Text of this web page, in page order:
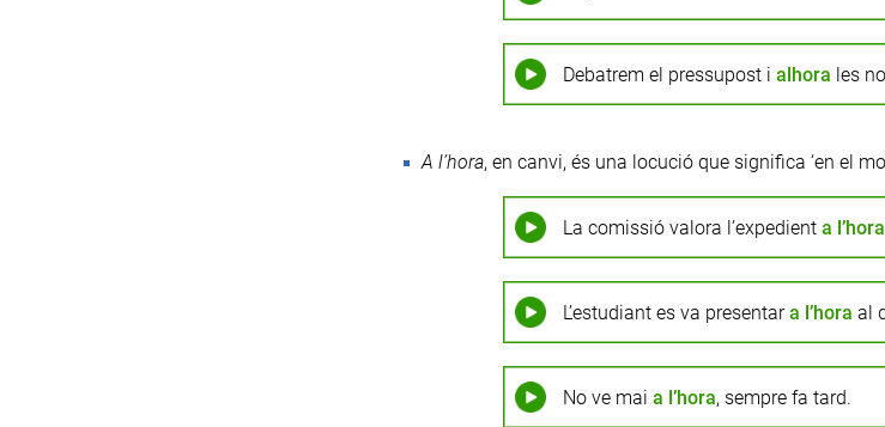
Debatrem el pressupost i alhora les
A l’hora, en canvi, és una locució que significa ‘en el
La comissió valora l’expedient a l’hora
L’estudiant es va presentara l’hora al
No ve mai a l’hora, sempre fa tard.